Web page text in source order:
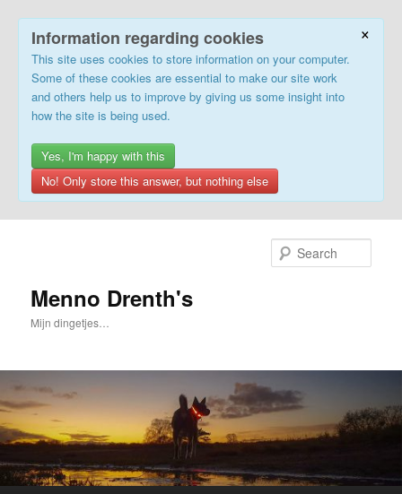
×
Information regarding cookies
This site uses cookies to store information on your computer.
Some of these cookies are essential to make our site work
and others help us to improve by giving us some insight into
how the site is being used.
Yes, I'm happy with this
No! Only store this answer, but nothing else
Menno Drenth's
Mijn dingetjes…